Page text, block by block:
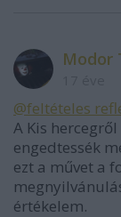
Modor
@feltételes
A Kis
engedtessék
ezt a művet a
értékelem.